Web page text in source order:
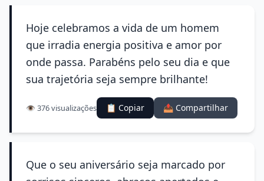
Hoje celebramos a vida de um homem
que irradia energia positiva e amor por
onde passa. Parabéns pelo seu dia e que
sua trajetória seja sempre brilhante!
👁️ 376 visualizações 📋 Copiar 📤 Compartilhar
Que o seu aniversário seja marcado por